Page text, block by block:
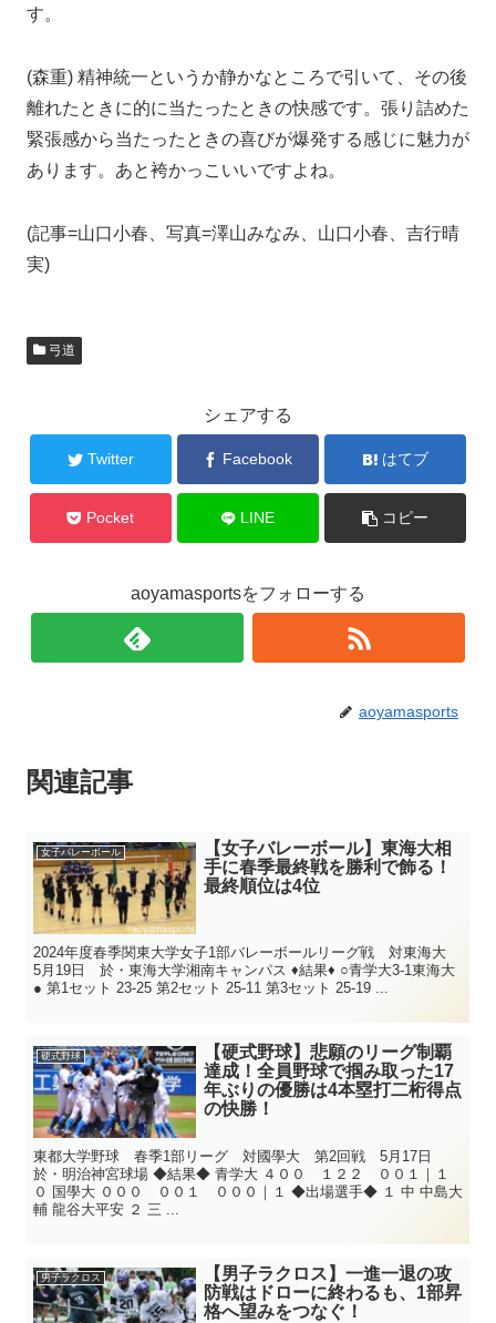
す。
(森重) 精神統一というか静かなところで引いて、その後
離れたときに的に当たったときの快感です。張り詰めた
緊張感から当たったときの喜びが爆発する感じに魅力が
あります。あと袴かっこいいですよね。
(記事=山口小春、写真=澤山みなみ、山口小春、吉行晴
実)
弓道
シェアする
Twitter Facebook はてブ
Pocket LINE コピー
aoyamasportsをフォローする
aoyamasports
関連記事
女子バレーボール
【女子バレーボール】東海大相
手に春季最終戦を勝利で飾る！
最終順位は4位
2024年度春季関東大学女子1部バレーボールリーグ戦 対東海大
5月19日 於・東海大学湘南キャンパス ♦結果♦ ○青学大3-1東海大
● 第1セット 23-25 第2セット 25-11 第3セット 25-19 ...
硬式野球
【硬式野球】悲願のリーグ制覇
達成！全員野球で掴み取った17
年ぶりの優勝は4本塁打二桁得点
の快勝！
東都大学野球 春季1部リーグ 対國學大 第2回戦 5月17日
於・明治神宮球場 ◆結果◆ 青学大 ４００ １２２ ００１｜１
０ 国學大 ０００ ００１ ０００｜１ ◆出場選手◆ １ 中 中島大
輔 龍谷大平安 ２ 三 ...
男子ラクロス
【男子ラクロス】一進一退の攻
防戦はドローに終わるも、1部昇
格へ望みをつなぐ！